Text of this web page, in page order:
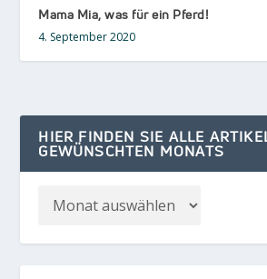
Mama Mia, was für ein Pferd!
4. September 2020
HIER FINDEN SIE ALLE
GEWÜNSCHTEN MONATS